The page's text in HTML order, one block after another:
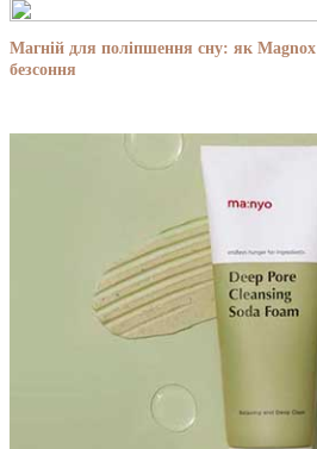
Магній для поліпшення сну: як Magnox
безсоння